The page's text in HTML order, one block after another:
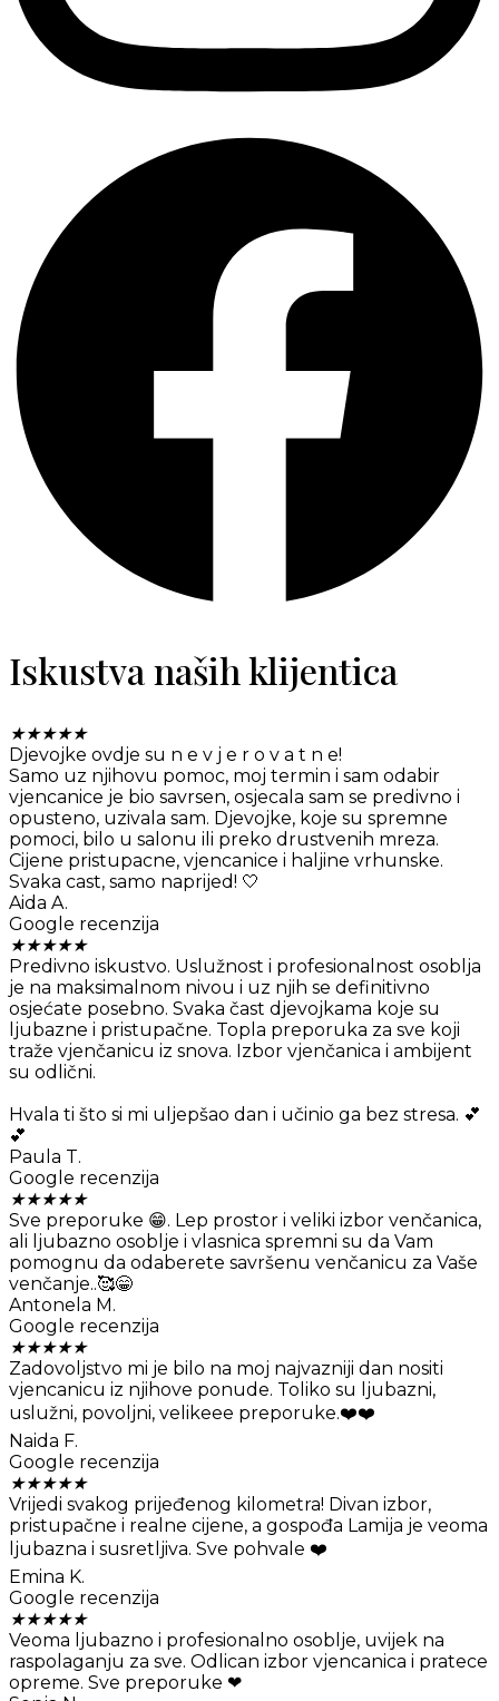
Iskustva naših klijentica
★★★★★
Djevojke ovdje su n e v j e r o v a t n e!
Samo uz njihovu pomoc, moj termin i sam odabir
vjencanice je bio savrsen, osjecala sam se predivno i
opusteno, uzivala sam. Djevojke, koje su spremne
pomoci, bilo u salonu ili preko drustvenih mreza.
Cijene pristupacne, vjencanice i haljine vrhunske.
Svaka cast, samo naprijed! 🤍
Aida A.
Google recenzija
★★★★★
Predivno iskustvo. Uslužnost i profesionalnost osoblja
je na maksimalnom nivou i uz njih se definitivno
osjećate posebno. Svaka čast djevojkama koje su
ljubazne i pristupačne. Topla preporuka za sve koji
traže vjenčanicu iz snova. Izbor vjenčanica i ambijent
su odlični.
Hvala ti što si mi uljepšao dan i učinio ga bez stresa. 💕
💕
Paula T.
Google recenzija
★★★★★
Sve preporuke 😁. Lep prostor i veliki izbor venčanica,
ali ljubazno osoblje i vlasnica spremni su da Vam
pomognu da odaberete savršenu venčanicu za Vaše
venčanje..🥰😁
Antonela M.
Google recenzija
★★★★★
Zadovoljstvo mi je bilo na moj najvazniji dan nositi
vjencanicu iz njihove ponude. Toliko su ljubazni,
uslužni, povoljni, velikeee preporuke.❤️❤️
Naida F.
Google recenzija
★★★★★
Vrijedi svakog prijeđenog kilometra! Divan izbor,
pristupačne i realne cijene, a gospođa Lamija je veoma
ljubazna i susretljiva. Sve pohvale ❤️
Emina K.
Google recenzija
★★★★★
Veoma ljubazno i profesionalno osoblje, uvijek na
raspolaganju za sve. Odlican izbor vjencanica i pratece
opreme. Sve preporuke ❤